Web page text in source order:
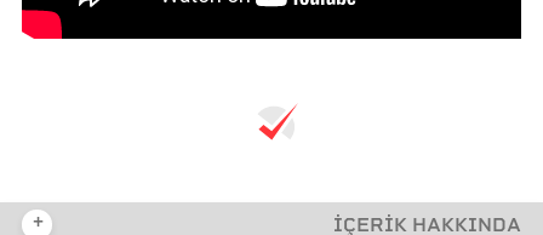
+ İÇERİK HAKKINDA